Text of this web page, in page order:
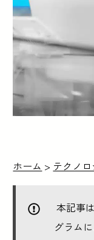
ホーム > テクノ
本記事
グラム